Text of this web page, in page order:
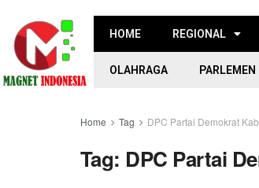
HOME REGIONAL
OLAHRAGA PARLEMEN
Home Tag DPC Partai Demokrat
Tag: DPC Partai